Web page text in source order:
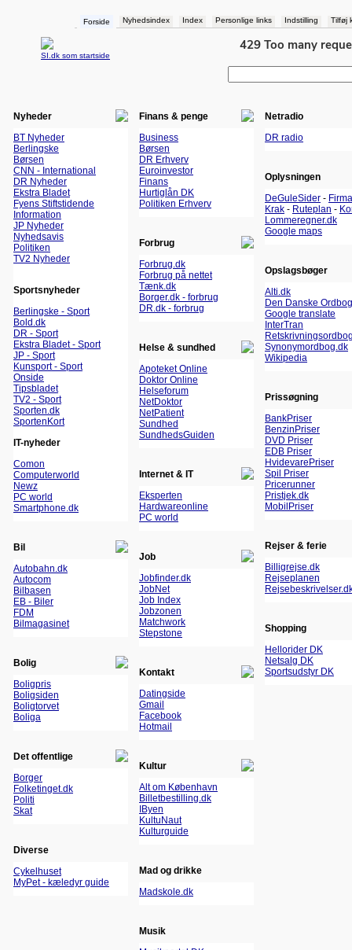
Forside Nyhedsindex Index Personlige links Indstilling Tilføj
SI.dk som startside
Nyheder
BT Nyheder
Berlingske
Børsen
CNN - International
DR Nyheder
Ekstra Bladet
Fyens Stiftstidende
Information
JP Nyheder
Nyhedsavis
Politiken
TV2 Nyheder
Sportsnyheder
Berlingske - Sport
Bold.dk
DR - Sport
Ekstra Bladet - Sport
JP - Sport
Kunsport - Sport
Onside
Tipsbladet
TV2 - Sport
Sporten.dk
SportenKort
IT-nyheder
Comon
Computerworld
Newz
PC world
Smartphone.dk
Bil
Autobahn.dk
Autocom
Bilbasen
EB - Biler
FDM
Bilmagasinet
Bolig
Boligpris
Boligsiden
Boligtorvet
Boliga
Det offentlige
Borger
Folketinget.dk
Politi
Skat
Diverse
Cykelhuset
MyPet - kæledyr guide
Finans & penge
Business
Børsen
DR Erhverv
Euroinvestor
Finans
Hurtiglån DK
Politiken Erhverv
Forbrug
Forbrug.dk
Forbrug på nettet
Tænk.dk
Borger.dk - forbrug
DR.dk - forbrug
Helse & sundhed
Apoteket Online
Doktor Online
Helseforum
NetDoktor
NetPatient
Sundhed
SundhedsGuiden
Internet & IT
Eksperten
Hardwareonline
PC world
Job
Jobfinder.dk
JobNet
Job Index
Jobzonen
Matchwork
Stepstone
Kontakt
Datingside
Gmail
Facebook
Hotmail
Kultur
Alt om København
Billetbestilling.dk
IByen
KultuNaut
Kulturguide
Mad og drikke
Madskole.dk
Musik
Netradio
DR radio
Oplysningen
DeGuleSider - Firma
Krak - Ruteplan -
Lommeregner.dk
Google maps
Opslagsbøger
Alti.dk
Den Danske Ordbog
Google translate
InterTran
Synonymordbog.dk
Wikipedia
Prissøgning
BankPriser
BenzinPriser
DVD Priser
EDB Priser
HvidevarePriser
Spil Priser
Pricerunner
Pristjek.dk
MobilPriser
Rejser & ferie
Billigrejse.dk
Rejseplanen
Shopping
Hellorider DK
Netsalg DK
Sportsudstyr DK